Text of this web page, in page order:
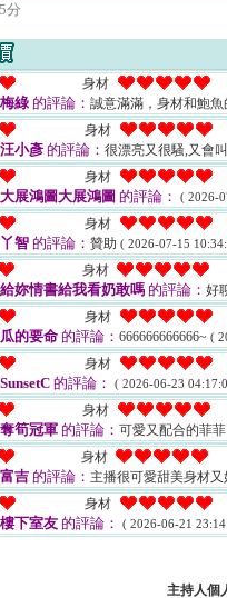
分
身材
梅綠 的評論： 誠意滿滿，身材和鮑
身材
汪小彥 的評論： 很漂亮又很騷,又會
身材
大展鴻圖大展鴻圖 的評論： ( 2026-
身材
丫智 的評論： 贊助 ( 2026-07-15
身材
給妳情書給我看奶敢嗎 的評論： 好
身材
瓜的要命 的評論： 666666666666~ (
身材
SunsetC 的評論： ( 2026-06-23
身材
奪筍冠軍 的評論： 可愛又配合的菲
身材
富吉 的評論： 主播很可愛甜美身材
身材
樓下室友 的評論： ( 2026-06-21
主持人個